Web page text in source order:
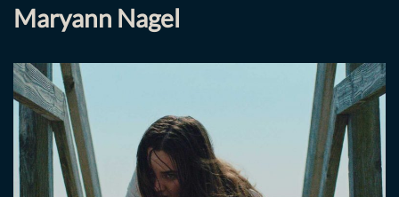
Maryann Nagel